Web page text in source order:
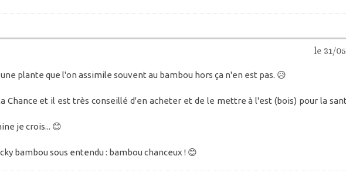
le 31/
plante que l'on assimile souvent au bambou hors ça n'en est pas. 😥
Chance et il est très conseillé d'en acheter et de le mettre à l'est (bois) pour la
je crois... 😊
bambou sous entendu : bambou chanceux ! 😊